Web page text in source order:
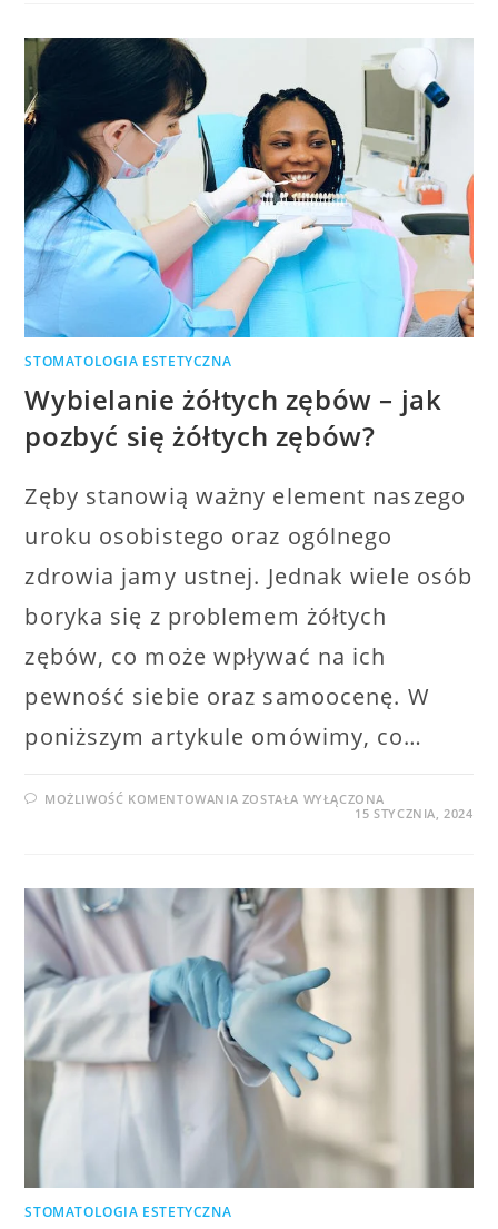
STOMATOLOGIA ESTETYCZNA
Wybielanie żółtych zębów – jak
pozbyć się żółtych zębów?
Zęby stanowią ważny element naszego
uroku osobistego oraz ogólnego
zdrowia jamy ustnej. Jednak wiele osób
boryka się z problemem żółtych
zębów, co może wpływać na ich
pewność siebie oraz samoocenę. W
poniższym artykule omówimy, co…
MOŻLIWOŚĆ KOMENTOWANIA WYBIELANIE
SIĘ
ŻÓŁTYCH
ZĘBÓW?
ZOSTAŁA WYŁĄCZONA
15 STYCZNIA, 2024
STOMATOLOGIA ESTETYCZNA